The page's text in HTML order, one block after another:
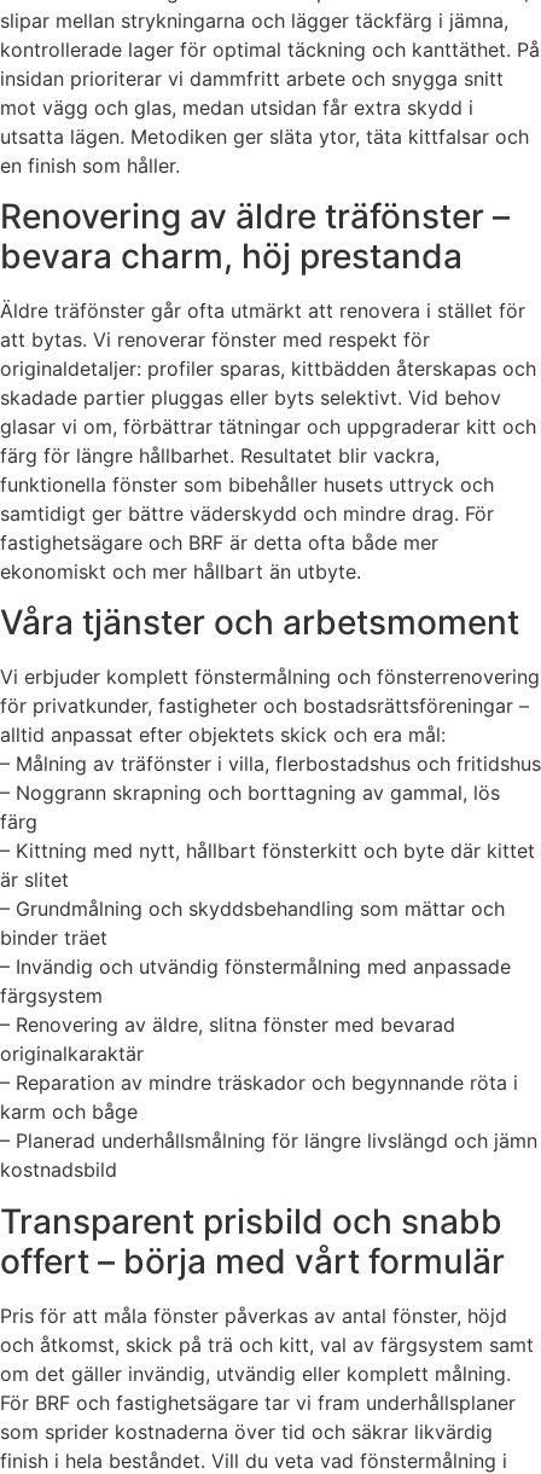
slipar mellan strykningarna och lägger täckfärg i jämna,
kontrollerade lager för optimal täckning och kanttäthet. På
insidan prioriterar vi dammfritt arbete och snygga snitt
mot vägg och glas, medan utsidan får extra skydd i
utsatta lägen. Metodiken ger släta ytor, täta kittfalsar och
en finish som håller.
Renovering av äldre träfönster –
bevara charm, höj prestanda
Äldre träfönster går ofta utmärkt att renovera i stället för
att bytas. Vi renoverar fönster med respekt för
originaldetaljer: profiler sparas, kittbädden återskapas och
skadade partier pluggas eller byts selektivt. Vid behov
glasar vi om, förbättrar tätningar och uppgraderar kitt och
färg för längre hållbarhet. Resultatet blir vackra,
funktionella fönster som bibehåller husets uttryck och
samtidigt ger bättre väderskydd och mindre drag. För
fastighetsägare och BRF är detta ofta både mer
ekonomiskt och mer hållbart än utbyte.
Våra tjänster och arbetsmoment
Vi erbjuder komplett fönstermålning och fönsterrenovering
för privatkunder, fastigheter och bostadsrättsföreningar –
alltid anpassat efter objektets skick och era mål:
– Målning av träfönster i villa, flerbostadshus och fritidshus
– Noggrann skrapning och borttagning av gammal, lös
färg
– Kittning med nytt, hållbart fönsterkitt och byte där kittet
är slitet
– Grundmålning och skyddsbehandling som mättar och
binder träet
– Invändig och utvändig fönstermålning med anpassade
färgsystem
– Renovering av äldre, slitna fönster med bevarad
originalkaraktär
– Reparation av mindre träskador och begynnande röta i
karm och båge
– Planerad underhållsmålning för längre livslängd och jämn
kostnadsbild
Transparent prisbild och snabb
offert – börja med vårt formulär
Pris för att måla fönster påverkas av antal fönster, höjd
och åtkomst, skick på trä och kitt, val av färgsystem samt
om det gäller invändig, utvändig eller komplett målning.
För BRF och fastighetsägare tar vi fram underhållsplaner
som sprider kostnaderna över tid och säkrar likvärdig
finish i hela beståndet. Vill du veta vad fönstermålning i